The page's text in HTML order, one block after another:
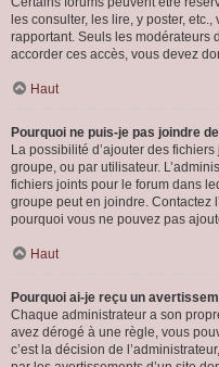
les consulter, les lire, y poster,
rapportant. Seuls les modérateurs
accorder ces accès, vous devez
Haut
Pourquoi ne puis-je pas joindre
La possibilité d’ajouter des
groupe, ou par utilisateur.
fichiers joints pour le forum dans
groupe peut en joindre. Contactez
pourquoi vous ne pouvez pas
Haut
Pourquoi ai-je reçu un
Chaque administrateur a son
avez dérogé à une règle, vous
c’est la décision de